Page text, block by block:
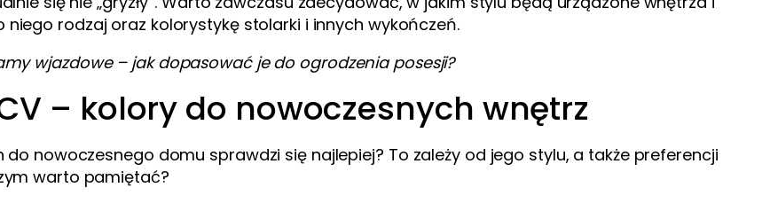
rodzaj oraz kolorystykę stolarki i innych wykończeń.
wjazdowe – jak dopasować je do ogrodzenia posesji?
– kolory do nowoczesnych wnętrz
do nowoczesnego domu sprawdzi się najlepiej? To zależy od jego stylu, a także preferencji
warto pamiętać?